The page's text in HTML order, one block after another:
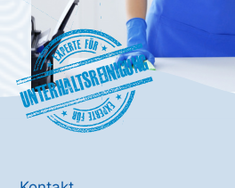
Unterhaltsreinigung